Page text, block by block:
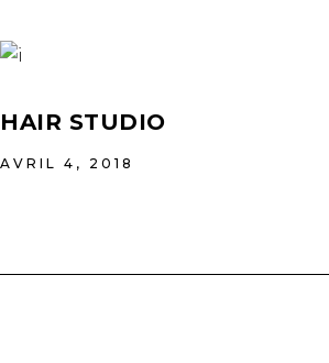
HAIR STUDIO
AVRIL 4, 2018